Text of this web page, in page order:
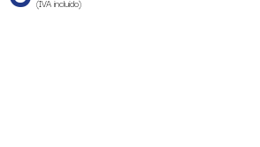
(IVA incluido)